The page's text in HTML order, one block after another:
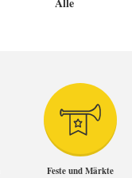
Feste und Märkte